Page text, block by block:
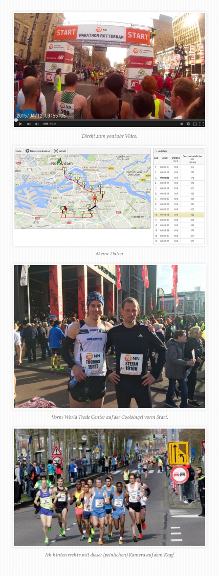
Direkt zum youtube Video.
Meine Daten
Vorm World Trade Center auf der Coolsingel vorm Start.
Ich hinten rechts mit dieser (peinlichen) Kamera auf dem Kopf.